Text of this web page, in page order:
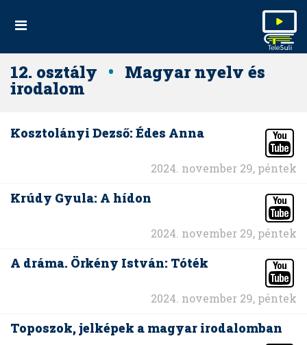
12. osztály • Magyar nyelv és
irodalom
Kosztolányi Dezső: Édes Anna
2024. november 29, péntek
Krúdy Gyula: A hídon
2024. november 29, péntek
A dráma. Örkény István: Tóték
2024. november 29, péntek
Toposzok, jelképek a magyar irodalomban